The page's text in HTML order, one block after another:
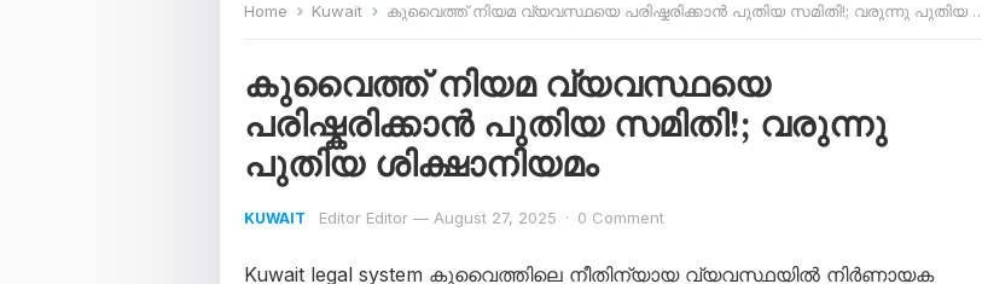
Home Kuwait കുവൈത്ത് നിയമ വ്യവസ്ഥയെ പരിഷ്കരിക്കാൻ പുതിയ സമിതി!; വരുന്നു പുതിയ ശിക്ഷാനിയമം
കുവൈത്ത് നിയമ വ്യവസ്ഥയെ
പരിഷ്കരിക്കാൻ പുതിയ സമിതി!; വരുന്നു
പുതിയ ശിക്ഷാനിയമം
KUWAIT Editor Editor — August 27, 2025 · 0 Comment
Kuwait legal system കുവൈത്തിലെ നീതിന്യായ വ്യവസ്ഥയിൽ നിർണായക